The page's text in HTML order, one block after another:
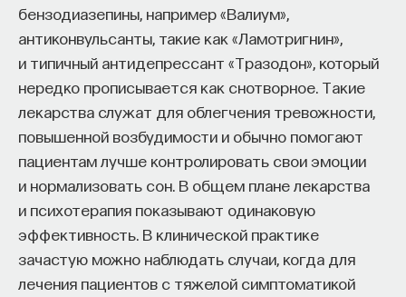
бензодиазепины, например «Валиум»,
антиконвульсанты, такие как «Ламотригнин»,
и типичный антидепрессант «Тразодон», который
нередко прописывается как снотворное. Такие
лекарства служат для облегчения тревожности,
повышенной возбудимости и обычно помогают
пациентам лучше контролировать свои эмоции
и нормализовать сон. В общем плане лекарства
и психотерапия показывают одинаковую
эффективность. В клинической практике
зачастую можно наблюдать случаи, когда для
лечения пациентов с тяжелой симптоматикой